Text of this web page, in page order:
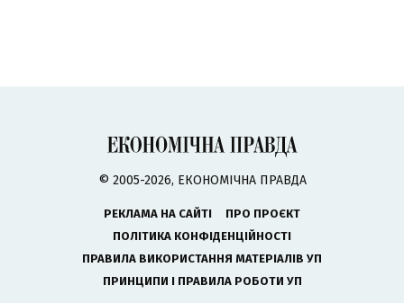
© 2005-2026, ЕКОНОМІЧНА ПРАВДА
РЕКЛАМА НА САЙТІ
ПРО ПРОЄКТ
ПОЛІТИКА КОНФІДЕНЦІЙНОСТІ
ПРАВИЛА ВИКОРИСТАННЯ МАТЕРІАЛІВ УП
ПРИНЦИПИ І ПРАВИЛА РОБОТИ УП